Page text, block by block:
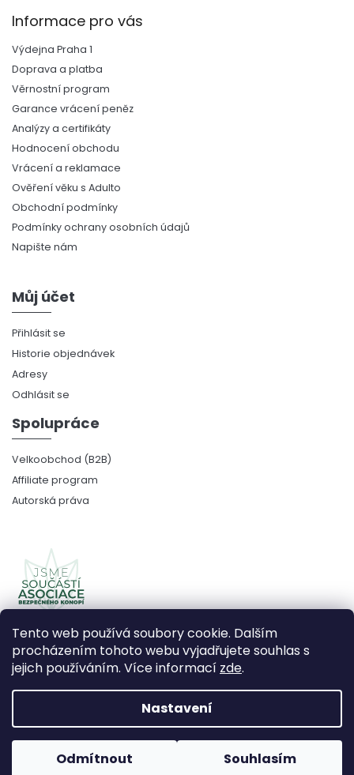
Tento web používá soubory cookie. Dalším
procházením tohoto webu vyjadřujete souhlas s
jejich používáním. Více informací zde.
Nastavení
Odmítnout Souhlasím
Informace pro vás
Výdejna Praha 1
Doprava a platba
Věrnostní program
Garance vrácení peněz
Analýzy a certifikáty
Hodnocení obchodu
Vrácení a reklamace
Ověření věku s Adulto
Obchodní podmínky
Podmínky ochrany osobních údajů
Napište nám
Můj účet
Přihlásit se
Historie objednávek
Adresy
Odhlásit se
Spolupráce
Velkoobchod (B2B)
Affiliate program
Autorská práva
Vytvořil Shoptet Premium